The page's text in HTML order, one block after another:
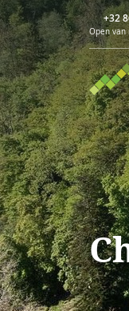
+32
Open